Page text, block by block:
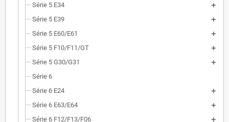
Série 5 E34
Série 5 E39
Série 5 E60/E61
Série 5 F10/F11/GT
Série 5 G30/G31
Série 6
Série 6 E24
Série 6 E63/E64
Série 6 F12/F13/F06